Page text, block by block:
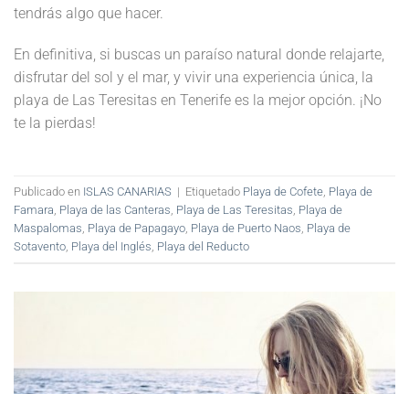
tendrás algo que hacer.
En definitiva, si buscas un paraíso natural donde relajarte,
disfrutar del sol y el mar, y vivir una experiencia única, la
playa de Las Teresitas en Tenerife es la mejor opción. ¡No
te la pierdas!
Publicado en ISLAS CANARIAS | Etiquetado Playa de Cofete Playa de
Famara Playa de las Canteras Playa de Las Teresitas Playa de
Maspalomas Playa de Papagayo Playa de Puerto Naos Playa de
Sotavento Playa del Inglés Playa del Reducto